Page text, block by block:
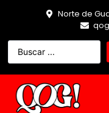
Norte de